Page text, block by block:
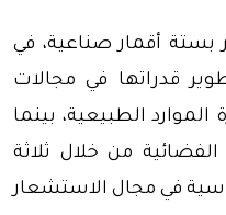
بستة أقمار صناعية، في
قدراتها في مجالات
الموارد الطبيعية، بينما
من خلال ثلاثة
في مجال الاستشعار